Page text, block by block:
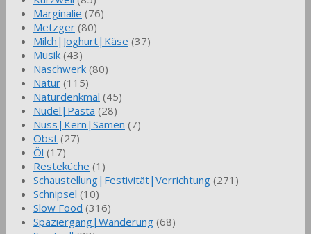
Marginalie (76)
Metzger (80)
Milch|Joghurt|Käse (37)
Musik (43)
Naschwerk (80)
Natur (115)
Naturdenkmal (45)
Nudel|Pasta (28)
Nuss|Kern|Samen (7)
Obst (27)
Öl (17)
Resteküche (1)
Schaustellung|Festivität|Verrichtung (271)
Schnipsel (10)
Slow Food (316)
Spaziergang|Wanderung (68)